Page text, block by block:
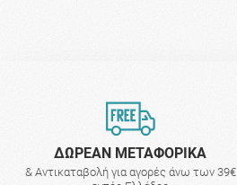
ΔΩΡΕΑΝ ΜΕΤΑΦΟΡΙΚΑ
& Αντικαταβολή για αγορές άνω των 39€